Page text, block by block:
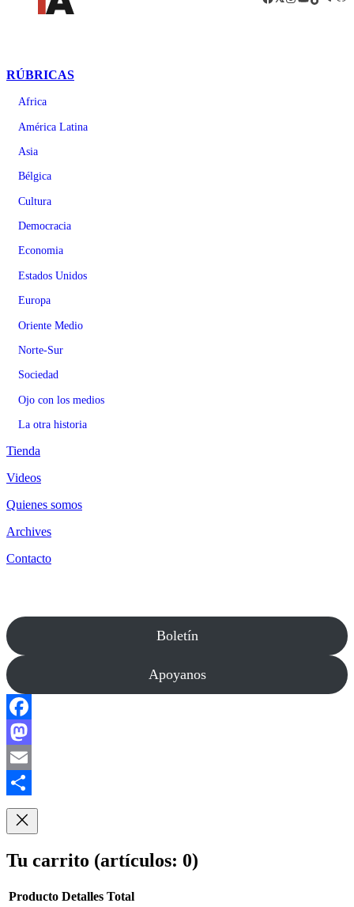
RÚBRICAS
Africa
América Latina
Asia
Bélgica
Cultura
Democracia
Economia
Estados Unidos
Europa
Oriente Medio
Norte-Sur
Sociedad
Ojo con los medios
La otra historia
Tienda
Videos
Quienes somos
Archives
Contacto
Boletín
Apoyanos
Facebook
Mastodon
Email
Compartir
Tu carrito (artículos: 0)
Producto Detalles Total